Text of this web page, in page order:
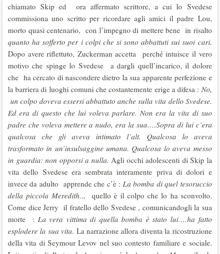
chiamato Skip ed ora affermato scrittore, a cui lo Svedese
commissiona uno scritto per ricordare agli amici il padre Lou,
morto quasi centenario, con l’impegno di mettere bene in risalto
quanto ha sofferto per i colpi che si sono abbattuti sui suoi cari.
Dopo avere riflettuto, Zuckerman accetta perché intuisce il vero
motivo che spinge lo Svedese a dargli quell’incarico, il dolore
che ha cercato di nascondere dietro la sua apparente perfezione e
la barriera di luoghi comuni che costantemente erige a difesa : No,
un colpo doveva essersi abbattuto anche sulla vita dello Svedese.
Ed era di questo che lui voleva parlare. Non era la vita di suo
padre che voleva mettere a nudo, era la sua….Sopra di lui c’era
qualcosa che gli aveva intimato l’alt. Qualcosa lo aveva
trasformato in un’insulsaggine umana. Qualcosa lo aveva messo
in guardia: non opporsi a nulla. Agli occhi adolescenti di Skip la
vita dello Svedese era sembrata interamente priva di dolori e
invece da adulto apprende che c’è : La bomba di quel tesoruccio
della piccola Meredith..,
quello è il colpo che lo ha sconvolto.
Come dice Jerry il fratello dello Svedese , comunicandogli la sua
morte : La vera vittima di quella bomba è stato lui….ha fatto
esplodere la sua vita. La narrazione allora diventa la ricostruzione
della vita di Seymour Levov nel suo contesto familiare e sociale.